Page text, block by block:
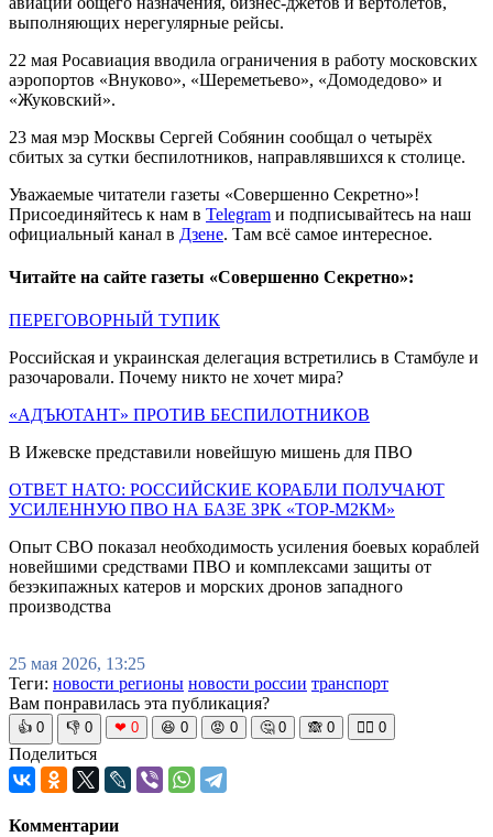
выполняющих нерегулярные рейсы.
22 мая Росавиация вводила ограничения в работу московских
аэропортов «Внуково», «Шереметьево», «Домодедово» и
«Жуковский».
23 мая мэр Москвы Сергей Собянин сообщал о четырёх
сбитых за сутки беспилотников, направлявшихся к столице.
Уважаемые читатели газеты «Совершенно Секретно»!
Присоединяйтесь к нам в Telegram и подписывайтесь на наш
официальный канал в Дзене. Там всё самое интересное.
Читайте на сайте газеты «Совершенно Секретно»:
ПЕРЕГОВОРНЫЙ ТУПИК
Российская и украинская делегация встретились в Стамбуле и
разочаровали. Почему никто не хочет мира?
«АДЪЮТАНТ» ПРОТИВ БЕСПИЛОТНИКОВ
В Ижевске представили новейшую мишень для ПВО
ОТВЕТ НАТО: РОССИЙСКИЕ КОРАБЛИ ПОЛУЧАЮТ
УСИЛЕННУЮ ПВО НА БАЗЕ ЗРК «ТОР-М2КМ»
Опыт СВО показал необходимость усиления боевых кораблей
новейшими средствами ПВО и комплексами защиты от
безэкипажных катеров и морских дронов западного
производства
25 мая 2026, 13:25
Теги: новости регионы новости россии транспорт
Вам понравилась эта публикация?
👍 0 👎 0 ❤ 0 😆 0 😡 0 🤔 0 🙈 0 🧘‍♀️ 0
Поделиться
Комментарии